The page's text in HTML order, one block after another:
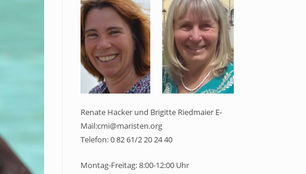
Renate Hacker und Brigitte Riedmaier E-
Mail:cmi@maristen.org
Telefon: 0 82 61/2 20 24 40
Montag-Freitag: 8:00-12:00 Uhr